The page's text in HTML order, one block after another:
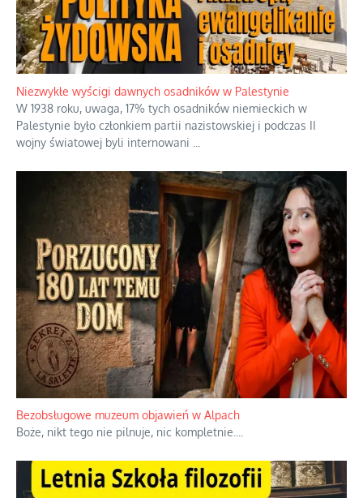
Niezwykłe wyścigi dawnych osadników w Palestynie
W 1938 roku, uwaga, 17% tych osadników niemieckich w
Palestynie było członkiem partii nazistowskiej i podczas II
wojny światowej byli internowani
Bezobsługowe muzeum objawień w Alpach
Boże, nikt tego nie pilnuje, nic kompletnie.